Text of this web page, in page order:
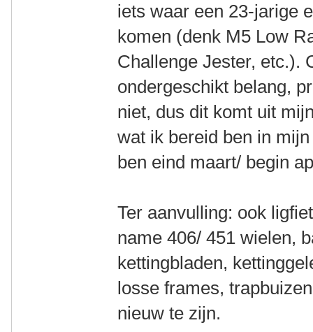
iets waar een 23-jarige
komen (denk M5 Low
Challenge Jester, etc.).
ondergeschikt belang,
niet, dus dit komt uit
wat ik bereid ben in
ben eind maart/ begin
Ter aanvulling: ook
name 406/ 451 wielen,
kettingbladen,
losse frames,
nieuw te zijn.